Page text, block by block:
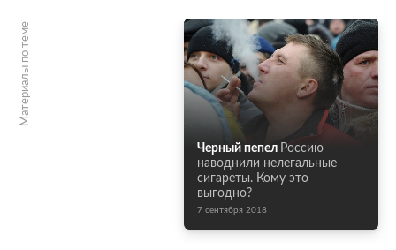
Материалы по теме
Черный пепел Россию
наводнили нелегальные
сигареты. Кому это
выгодно?
7 сентября 2018